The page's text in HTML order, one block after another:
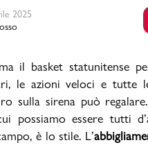
PMagazine
| Registrati
2025
il basket statunitense
le azioni veloci e tutte
sulla sirena può
possiamo essere tutti
è lo stile. L’